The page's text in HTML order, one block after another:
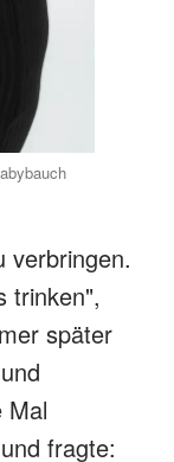
verbringen.
trinken",
später
Mal
fragte: